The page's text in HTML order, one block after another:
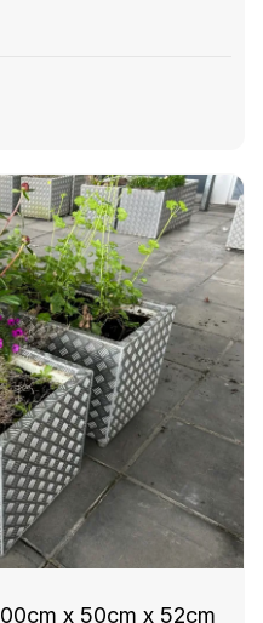
x 50cm x 52cm